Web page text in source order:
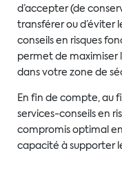
d’accepter (de
transférer ou d’éviter
conseils en risques
permet de maximiser
dans votre zone de
En fin de compte, au
services-conseils en
compromis optimal
capacité à supporter